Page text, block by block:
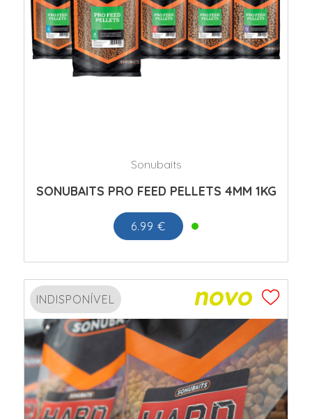
Sonubaits
SONUBAITS PRO FEED PELLETS 4MM 1KG
6.99 €
INDISPONÍVEL